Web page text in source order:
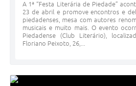
A 1ª “Festa Literária de Piedade”
23 de abril e promove encontros e
piedadenses, mesa com autores
musicais e muito mais. O evento
Piedadense (Club Literário),
Floriano Peixoto, 26,...